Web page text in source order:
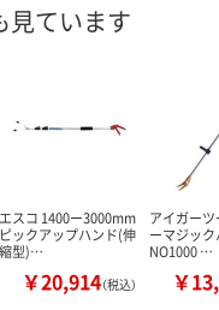
見ています
エスコ 1400ー3000mm
ピックアップハンド(伸
縮型)…
￥20,914（税込）
アイガー
ーマジッ
NO1000 …
￥